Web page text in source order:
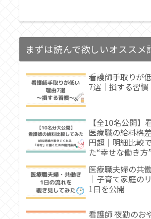
まずは読んで欲しいオススメ
看護師手取りが
7選｜損する習慣
【全10名公開】
医療職の給料格
円超｜明細比較
た“幸せな働き方”
医療職夫婦の共
｜子育て家庭の
1日を公開
看護師 夜勤のお